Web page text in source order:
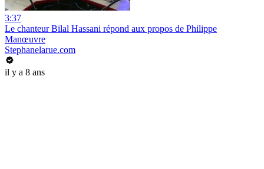
3:37
Le chanteur Bilal Hassani répond aux propos de Philippe
Manœuvre
Stephanelarue.com
il y a 8 ans